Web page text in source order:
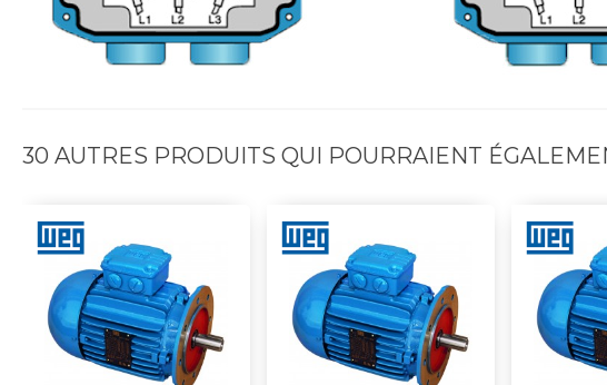
30 AUTRES PRODUITS QUI POURRAIENT